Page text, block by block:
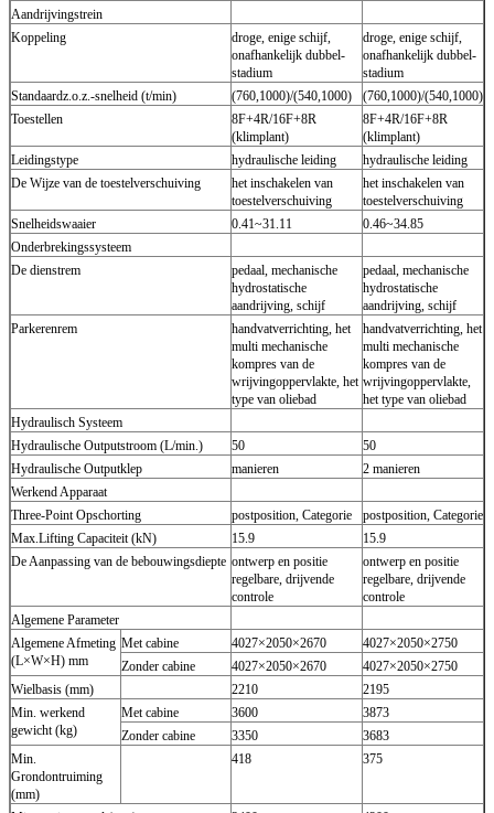
Aandrijvingstrein
Koppeling
droge, enige schijf,
onafhankelijk dubbel-
stadium
droge, enige schijf,
onafhankelijk dubbel-
stadium
Standaardz.o.z.-snelheid (t/min)
(760,1000)/(540,1000)
(760,1000)/(540,1000)
Toestellen
8F+4R/16F+8R
(klimplant)
8F+4R/16F+8R
(klimplant)
Leidingstype
hydraulische leiding
hydraulische leiding
De Wijze van de toestelverschuiving
het inschakelen van
toestelverschuiving
het inschakelen van
toestelverschuiving
Snelheidswaaier
0.41~31.11
0.46~34.85
Onderbrekingssysteem
De dienstrem
pedaal, mechanische
hydrostatische
aandrijving, schijf
pedaal, mechanische
hydrostatische
aandrijving, schijf
Parkerenrem
handvatverrichting, het
multi mechanische
kompres van de
wrijvingoppervlakte, het
type van oliebad
handvatverrichting, het
multi mechanische
kompres van de
wrijvingoppervlakte,
het type van oliebad
Hydraulisch Systeem
Hydraulische Outputstroom (L/min.)
50
50
Hydraulische Outputklep
manieren
2 manieren
Werkend Apparaat
Three-Point Opschorting
postposition, Categorie
postposition, Categorie
Max.Lifting Capaciteit (kN)
15.9
15.9
De Aanpassing van de bebouwingsdiepte ontwerp en positie
regelbare, drijvende
controle
ontwerp en positie
regelbare, drijvende
controle
Algemene Parameter
Algemene Afmeting
(L×W×H) mm
Met cabine 4027×2050×2670
4027×2050×2750
Zonder cabine
4027×2050×2670
4027×2050×2750
Wielbasis (mm)
2210
2195
Min. werkend
gewicht (kg)
Met cabine 3600
3873
Zonder cabine
3350
3683
Min.
Grondontruiming
(mm)
418 375